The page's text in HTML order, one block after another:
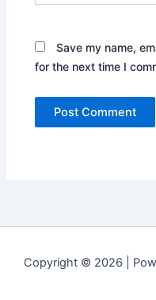
Save my name,
for the next time I
Copyright © 2026 |